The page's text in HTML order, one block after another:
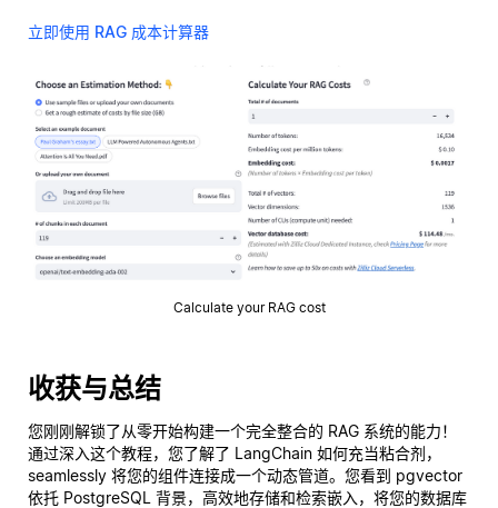
立即使用 RAG 成本计算器
Calculate your RAG cost
收获与总结
您刚刚解锁了从零开始构建一个完全整合的 RAG 系统的能力！
通过深入这个教程，您了解了 LangChain 如何充当粘合剂，
seamlessly 将您的组件连接成一个动态管道。您看到 pgvector
依托 PostgreSQL 背景，高效地存储和检索嵌入，将您的数据库